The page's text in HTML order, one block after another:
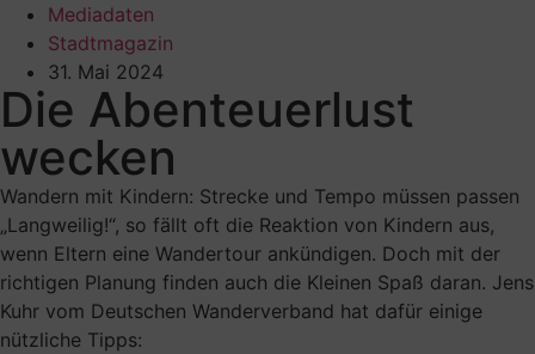
Mediadaten
Stadtmagazin
31. Mai 2024
Die Abenteuerlust
wecken
Wandern mit Kindern: Strecke und Tempo müssen passen
„Langweilig!“, so fällt oft die Reaktion von Kindern aus,
wenn Eltern eine Wandertour ankündigen. Doch mit der
richtigen Planung finden auch die Kleinen Spaß daran. Jens
Kuhr vom Deutschen Wanderverband hat dafür einige
nützliche Tipps: